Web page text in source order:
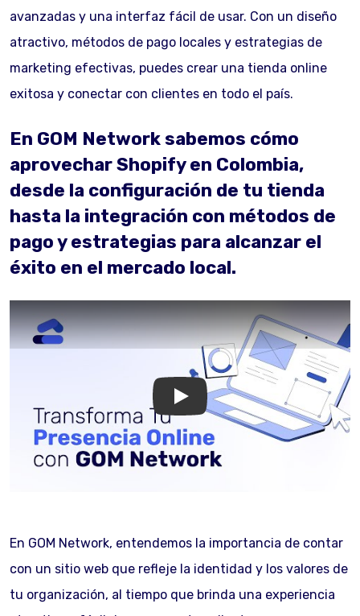
avanzadas y una interfaz fácil de usar. Con un diseño
atractivo, métodos de pago locales y estrategias de
marketing efectivas, puedes crear una tienda online
exitosa y conectar con clientes en todo el país.
En GOM Network sabemos cómo
aprovechar Shopify en Colombia,
desde la configuración de tu tienda
hasta la integración con métodos de
pago y estrategias para alcanzar el
éxito en el mercado local.
GOM Network
En GOM Network, entendemos la importancia de contar
con un sitio web que refleje la identidad y los valores de
tu organización, al tiempo que brinda una experiencia